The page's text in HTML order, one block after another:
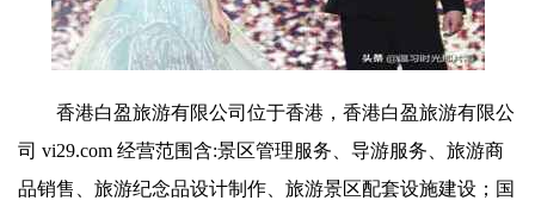
香港白盈旅游有限公司位于香港，香港白盈旅游有限公
司 vi29.com 经营范围含:景区管理服务、导游服务、旅游商
品销售、旅游纪念品设计制作、旅游景区配套设施建设；国